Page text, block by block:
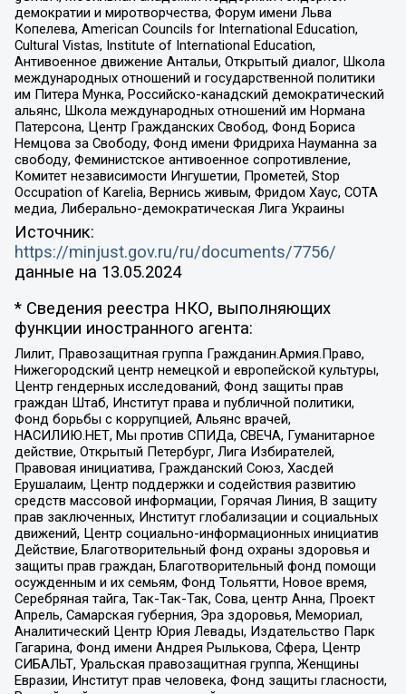
демократии и миротворчества, Форум имени Льва
Копелева, American Councils for International Education,
Cultural Vistas, Institute of International Education,
Антивоенное движение Антальи, Открытый диалог, Школа
международных отношений и государственной политики
им Питера Мунка, Российско-канадский демократический
альянс, Школа международных отношений им Нормана
Патерсона, Центр Гражданских Свобод, Фонд Бориса
Немцова за Свободу, Фонд имени Фридриха Науманна за
свободу, Феминистское антивоенное сопротивление,
Комитет независимости Ингушетии, Прометей, Stop
Occupation of Karelia, Вернись живым, Фридом Хаус, СОТА
медиа, Либерально-демократическая Лига Украины
Источник:
https://minjust.gov.ru/ru/documents/7756/
данные на 13.05.2024
* Сведения реестра НКО, выполняющих
функции иностранного агента:
Лилит, Правозащитная группа Гражданин.Армия.Право,
Нижегородский центр немецкой и европейской культуры,
Центр гендерных исследований, Фонд защиты прав
граждан Штаб, Институт права и публичной политики,
Фонд борьбы с коррупцией, Альянс врачей,
НАСИЛИЮ.НЕТ, Мы против СПИДа, СВЕЧА, Гуманитарное
действие, Открытый Петербург, Лига Избирателей,
Правовая инициатива, Гражданский Союз, Хасдей
Ерушалаим, Центр поддержки и содействия развитию
средств массовой информации, Горячая Линия, В защиту
прав заключенных, Институт глобализации и социальных
движений, Центр социально-информационных инициатив
Действие, Благотворительный фонд охраны здоровья и
защиты прав граждан, Благотворительный фонд помощи
осужденным и их семьям, Фонд Тольятти, Новое время,
Серебряная тайга, Так-Так-Так, Сова, центр Анна, Проект
Апрель, Самарская губерния, Эра здоровья, Мемориал,
Аналитический Центр Юрия Левады, Издательство Парк
Гагарина, Фонд имени Андрея Рылькова, Сфера, Центр
СИБАЛЬТ, Уральская правозащитная группа, Женщины
Евразии, Институт прав человека, Фонд защиты гласности,